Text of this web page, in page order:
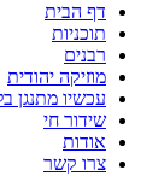
דף הבית
תוכניות
רבנים
מוזיקה יהודית
עכשיו מתנגן
שידור חי
אודות
צרו קשר